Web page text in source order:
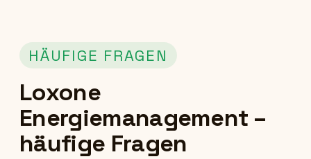
HÄUFIGE FRAGEN
Loxone
Energiemanagement –
häufige Fragen